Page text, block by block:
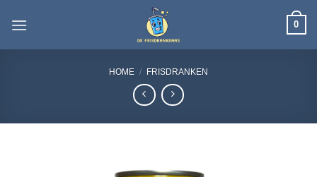
naar
0
HOME / FRISDRANKEN